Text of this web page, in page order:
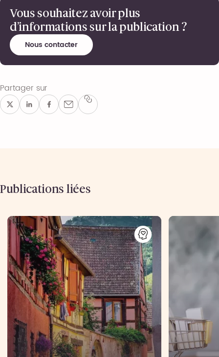
Vous souhaitez avoir plus
d’informations sur la publication ?
Nous contacter
Partager sur
Publications liées